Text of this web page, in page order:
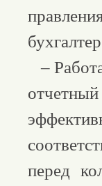
–
перед